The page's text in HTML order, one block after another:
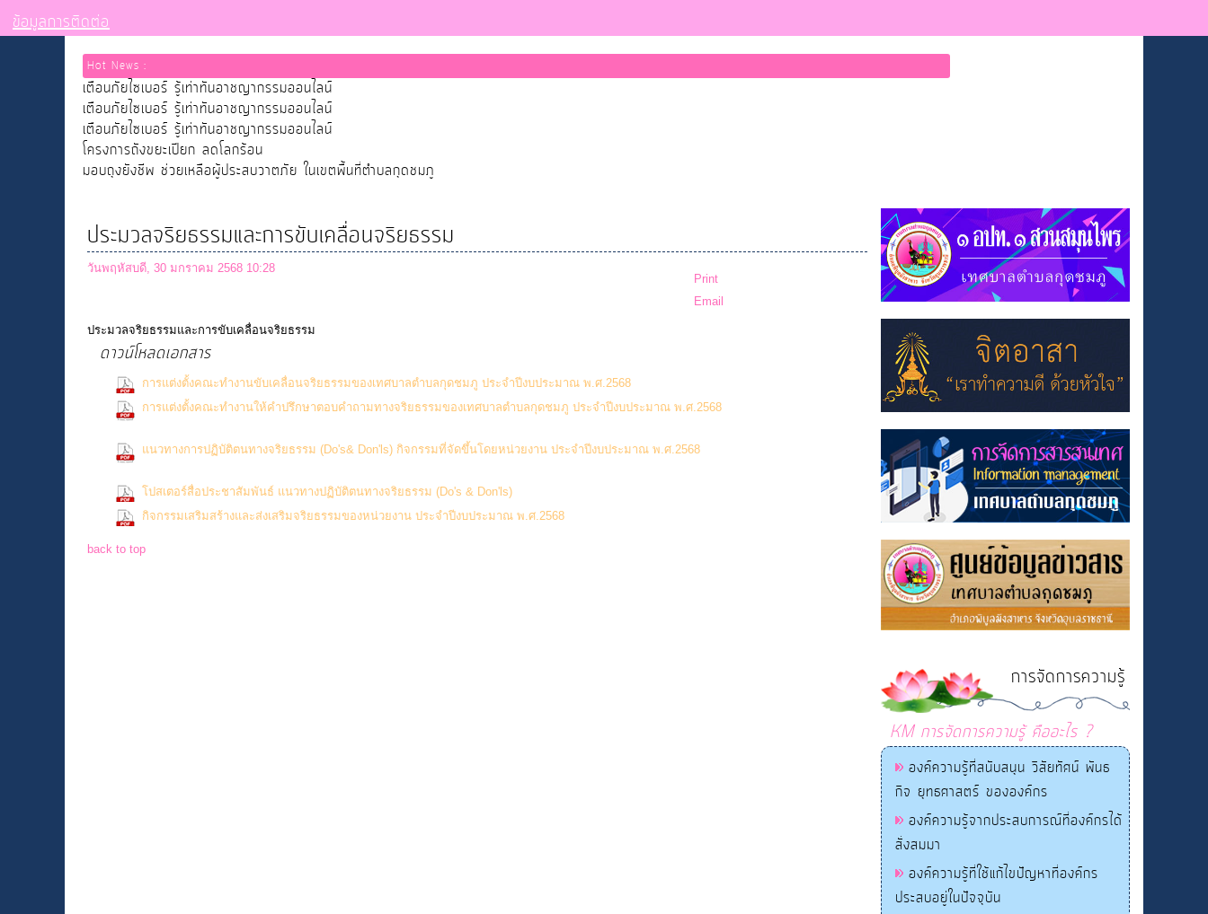
ข้อมูลการติดต่อ
Hot News :
เตือนภัยไซเบอร์ รู้เท่าทันอาชญากรรมออนไลน์
เตือนภัยไซเบอร์ รู้เท่าทันอาชญากรรมออนไลน์
เตือนภัยไซเบอร์ รู้เท่าทันอาชญากรรมออนไลน์
โครงการถังขยะเปียก ลดโลกร้อน
มอบถุงยังชีพ ช่วยเหลือผู้ประสบวาตภัย ในเขตพื้นที่ตำบลกุดชมภู
ประมวลจริยธรรมและการขับเคลื่อนจริยธรรม
วันพฤหัสบดี, 30 มกราคม 2568 10:28
Print
Email
ประมวลจริยธรรมและการขับเคลื่อนจริยธรรม
ดาวน์โหลดเอกสาร
การแต่งตั้งคณะทำงานขับเคลื่อนจริยธรรมของเทศบาลตำบลกุดชมภู ประจำปีงบประมาณ พ.ศ.2568
การแต่งตั้งคณะทำงานให้คำปรึกษาตอบคำถามทางจริยธรรมของเทศบาลตำบลกุดชมภู ประจำปีงบประมาณ พ.ศ.2568
Downloads)
แนวทางการปฏิบัติตนทางจริยธรรม (Do's& Don'ls) กิจกรรมที่จัดขึ้นโดยหน่วยงาน ประจำปีงบประมาณ พ.ศ.2568
Downloads)
โปสเตอร์สื่อประชาสัมพันธ์ แนวทางปฏิบัติตนทางจริยธรรม (Do's & Don'ls)
กิจกรรมเสริมสร้างและส่งเสริมจริยธรรมของหน่วยงาน ประจำปีงบประมาณ พ.ศ.2568
back to top
การจัดการความรู้
KM การจัดการความรู้ คืออะไร ?
องค์ความรู้ที่สนับสนุน วิสัยทัศน์ พันธ
กิจ ยุทธศาสตร์ ขององค์กร
องค์ความรู้จากประสบการณ์ที่องค์กรได้
สั่งสมมา
องค์ความรู้ที่ใช้แก้ไขปัญหาที่องค์กร
ประสบอยู่ในปัจจุบัน